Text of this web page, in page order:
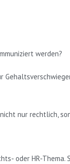
werden?
nur rechtlich,
oder HR-Thema.